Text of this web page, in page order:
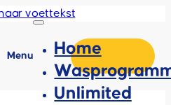
voettekst
Menu
Home
Unlimited